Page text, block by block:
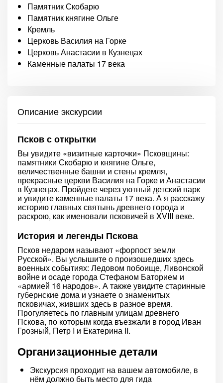
Памятник Скобарю
Памятник княгине Ольге
Кремль
Церковь Василия на Горке
Церковь Анастасии в Кузнецах
Каменные палаты 17 века
Описание экскурсии
Псков с открытки
Вы увидите «визитные карточки» Псковщины:
памятники Скобарю и княгине Ольге,
величественные башни и стены кремля,
прекрасные церкви Василия на Горке и Анастасии
в Кузнецах. Пройдете через уютный детский парк
и увидите каменные палаты 17 века. А я расскажу
историю главных святынь древнего города и
раскрою, как именовали псковичей в XVIII веке.
История и легенды Пскова
Псков недаром называют «форпост земли
Русской». Вы услышите о произошедших здесь
военных событиях: Ледовом побоище, Ливонской
войне и осаде города Стефаном Баторием и
«армией 16 народов». А также увидите старинные
губернские дома и узнаете о знаменитых
псковичах, живших здесь в разное время.
Прогуляетесь по главным улицам древнего
Пскова, по которым когда въезжали в город Иван
Грозный, Петр I и Екатерина II.
Организационные детали
Экскурсия проходит на вашем автомобиле, в
нём должно быть место для гида